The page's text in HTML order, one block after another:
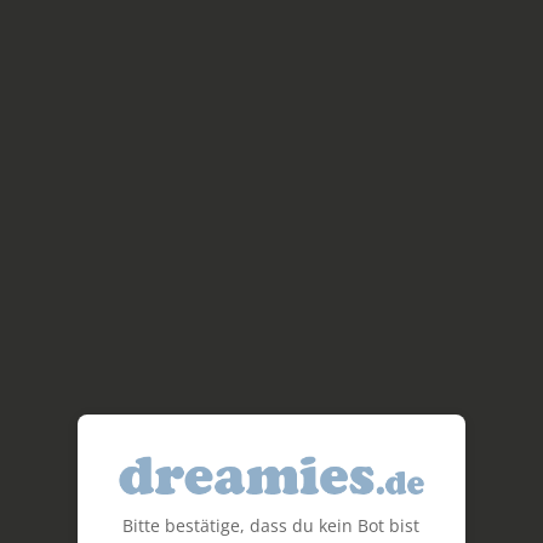
Bitte bestätige, dass du kein Bot bist